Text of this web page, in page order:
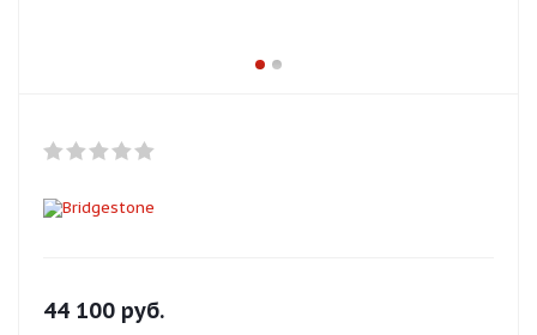
44 100 руб.
Оплачивайте сегодня только